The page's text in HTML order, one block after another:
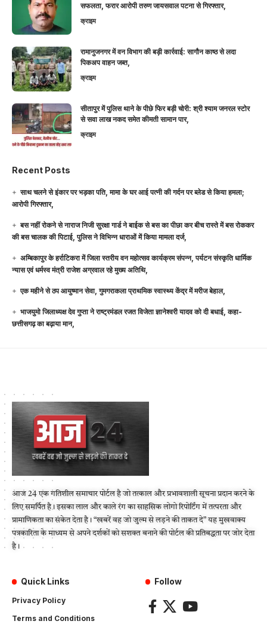
सफलता, फरार आरोपी तरुण जायसवाल पटना से गिरफ्तार,
क्राइम
रामानुजनगर में वन विभाग की बड़ी कार्रवाई: सागौन काष्ठ से लदा
पिकअप वाहन जब्त,
क्राइम
सीतापुर में पुलिस थाने के पीछे फिर बड़ी चोरी: श्री श्याम जनरल स्टोर
से सवा लाख नकद समेत कीमती सामान पार,
क्राइम
Recent Posts
साथ चलने से इंकार पर भड़का पति, मामा के घर आई पत्नी की गर्दन पर ब्लेड से किया हमला;
आरोपी गिरफ्तार,
बस नहीं रोकने से नाराज निजी सुरक्षा गार्ड ने बाईक से बस का पीछा कर बीच रास्ते में बस रोककर
की बस चालक की पिटाई, पुलिस ने विभिन्न धाराओं में किया मामला दर्ज,
अम्बिकापुर के हर्राटिकरा में जिला स्तरीय वन महोत्सव कार्यक्रम संपन्न, पर्यटन संस्कृति धार्मिक
न्यास एवं धर्मस्व मंत्री राजेश अग्रवाल रहे मुख्य अतिथि,
एक महीने से ठप आयुष्मान सेवा, गुमगराकला प्राथमिक स्वास्थ्य केंद्र में मरीज बेहाल,
भाजयुमो जिलाध्यक्ष देव गुप्ता ने राष्ट्रमंडल रजत विजेता ज्ञानेश्वरी यादव को दी बधाई, कहा-
छत्तीसगढ़ का बढ़ाया मान,
आज 24 एक गतिशील समाचार पोर्टल है जो तत्काल और प्रभावशाली सूचना प्रदान करने के
लिए समर्पित है। इसका लाल और काले रंग का साहसिक लोगो रिपोर्टिंग में तत्परता और
प्रामाणिकता का संकेत देता है। “खबरें वह जो जुल्म से लड़ने की ताकत दे” यह मुखवाक्य
पत्रकारिता के माध्यम से अपने दर्शकों को सशक्त बनाने की पोर्टल की प्रतिबद्धता पर जोर देता
है।
Quick Links
Privacy Policy
Terms and Conditions
Follow